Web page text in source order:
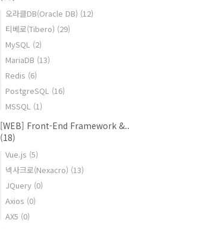
오라클DB(Oracle DB) (12)
티베로(Tibero) (29)
MySQL (2)
MariaDB (13)
Redis (6)
PostgreSQL (16)
MSSQL (1)
[WEB] Front-End Framework &..
(18)
Vue.js (5)
넥사크로(Nexacro) (13)
JQuery (0)
Axios (0)
AX5 (0)